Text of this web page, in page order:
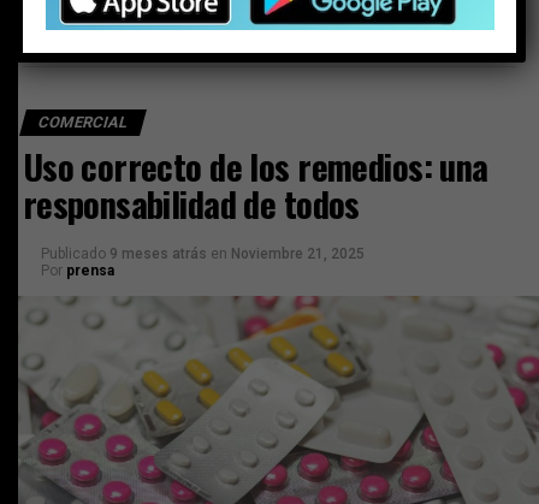
COMERCIAL
Uso correcto de los remedios: una
responsabilidad de todos
Publicado 9 meses atrás en Noviembre 21, 2025
Por prensa